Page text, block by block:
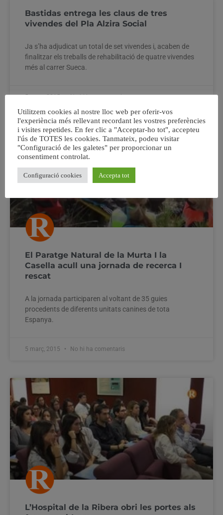
Bastidas entrega les claus de tres
vivendes del Pla Alzira Social
Ja s’ha adjudicat un total de set vivendes i, acaben de
finalitzar els treballs de rehabilitació de quatre vivendes
més al carrer Sueca.
5 març, 2015 No hi ha comentaris
El Paratge Natural de la Murta I la
Casella acull una jornada de recerca I
rescat
A la jornada participaren al voltant de 35 guies
procedents de diferents unitats canines de tota
Espanya.
5 març, 2015 No hi ha comentaris
L’Hospital de la Ribera obri les portes als
Utilitzem cookies al nostre lloc web per oferir-vos
l'experiència més rellevant recordant les vostres preferències
i visites repetides. En fer clic a "Acceptar-ho tot", accepteu
l'ús de TOTES les cookies. Tanmateix, podeu visitar
"Configuració de les galetes" per proporcionar un
consentiment controlat.
Configuració cookies Accepta tot